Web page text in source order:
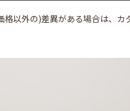
以外の)差異がある場合は、カ